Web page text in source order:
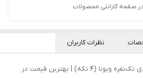
صفحه گارانتی محصولات
نظرات کاربران
🌟 خرید روتختی سه‌بعدی تک‌نفره ویونا (۴ تکه) | بهترین قیمت در